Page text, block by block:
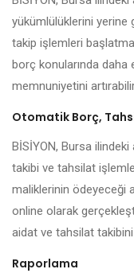
yükümlülüklerini yerine
takip işlemleri
borç konularında
memnuniyetini
Otomatik Borç,
BİSİYON, Bursa
takibi ve tahsilat
maliklerinin ödeyeceği
online olarak
aidat ve tahsilat takibini
Raporlama